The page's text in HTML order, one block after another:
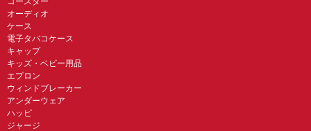
オーディオ
ケース
電子タバコケース
キャップ
キッズ・ベビー用品
エプロン
ウィンドブレーカー
アンダーウェア
ハッピ
ジャージ